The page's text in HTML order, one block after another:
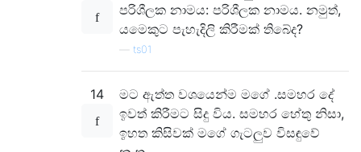
පරිශීලක නාමය: පරිශීලක නාමය. නමුත්,
යමෙකුට පැහැදිලි කිරීමක් තිබේද?
ts01
14
මට ඇත්ත වශයෙන්ම මගේ .සමහර දේ
ඉවත් කිරීමට සිදු විය. සමහර හේතු නිසා,
ඉහත කිසිවක් මගේ ගැටලුව විසඳුවේ